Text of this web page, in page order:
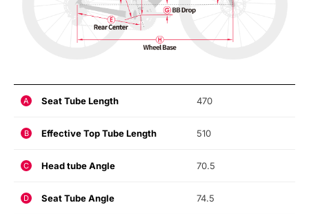
A Seat Tube Length 470
B Effective Top Tube Length 510
C Head tube Angle 70.5
D Seat Tube Angle 74.5